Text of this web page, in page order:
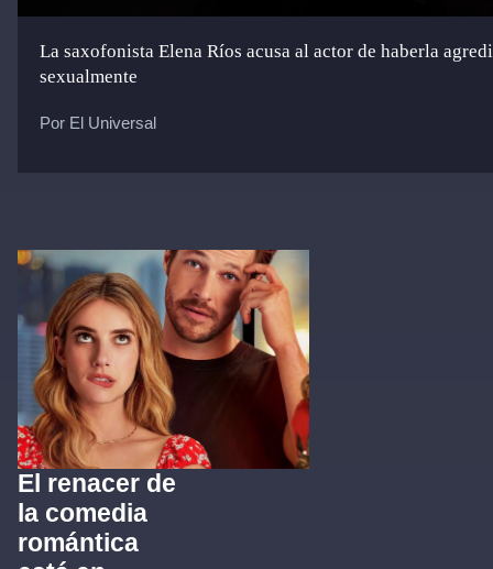
La saxofonista Elena Ríos acusa al actor de haberla
sexualmente
Por El Universal
El renacer de
la comedia
romántica